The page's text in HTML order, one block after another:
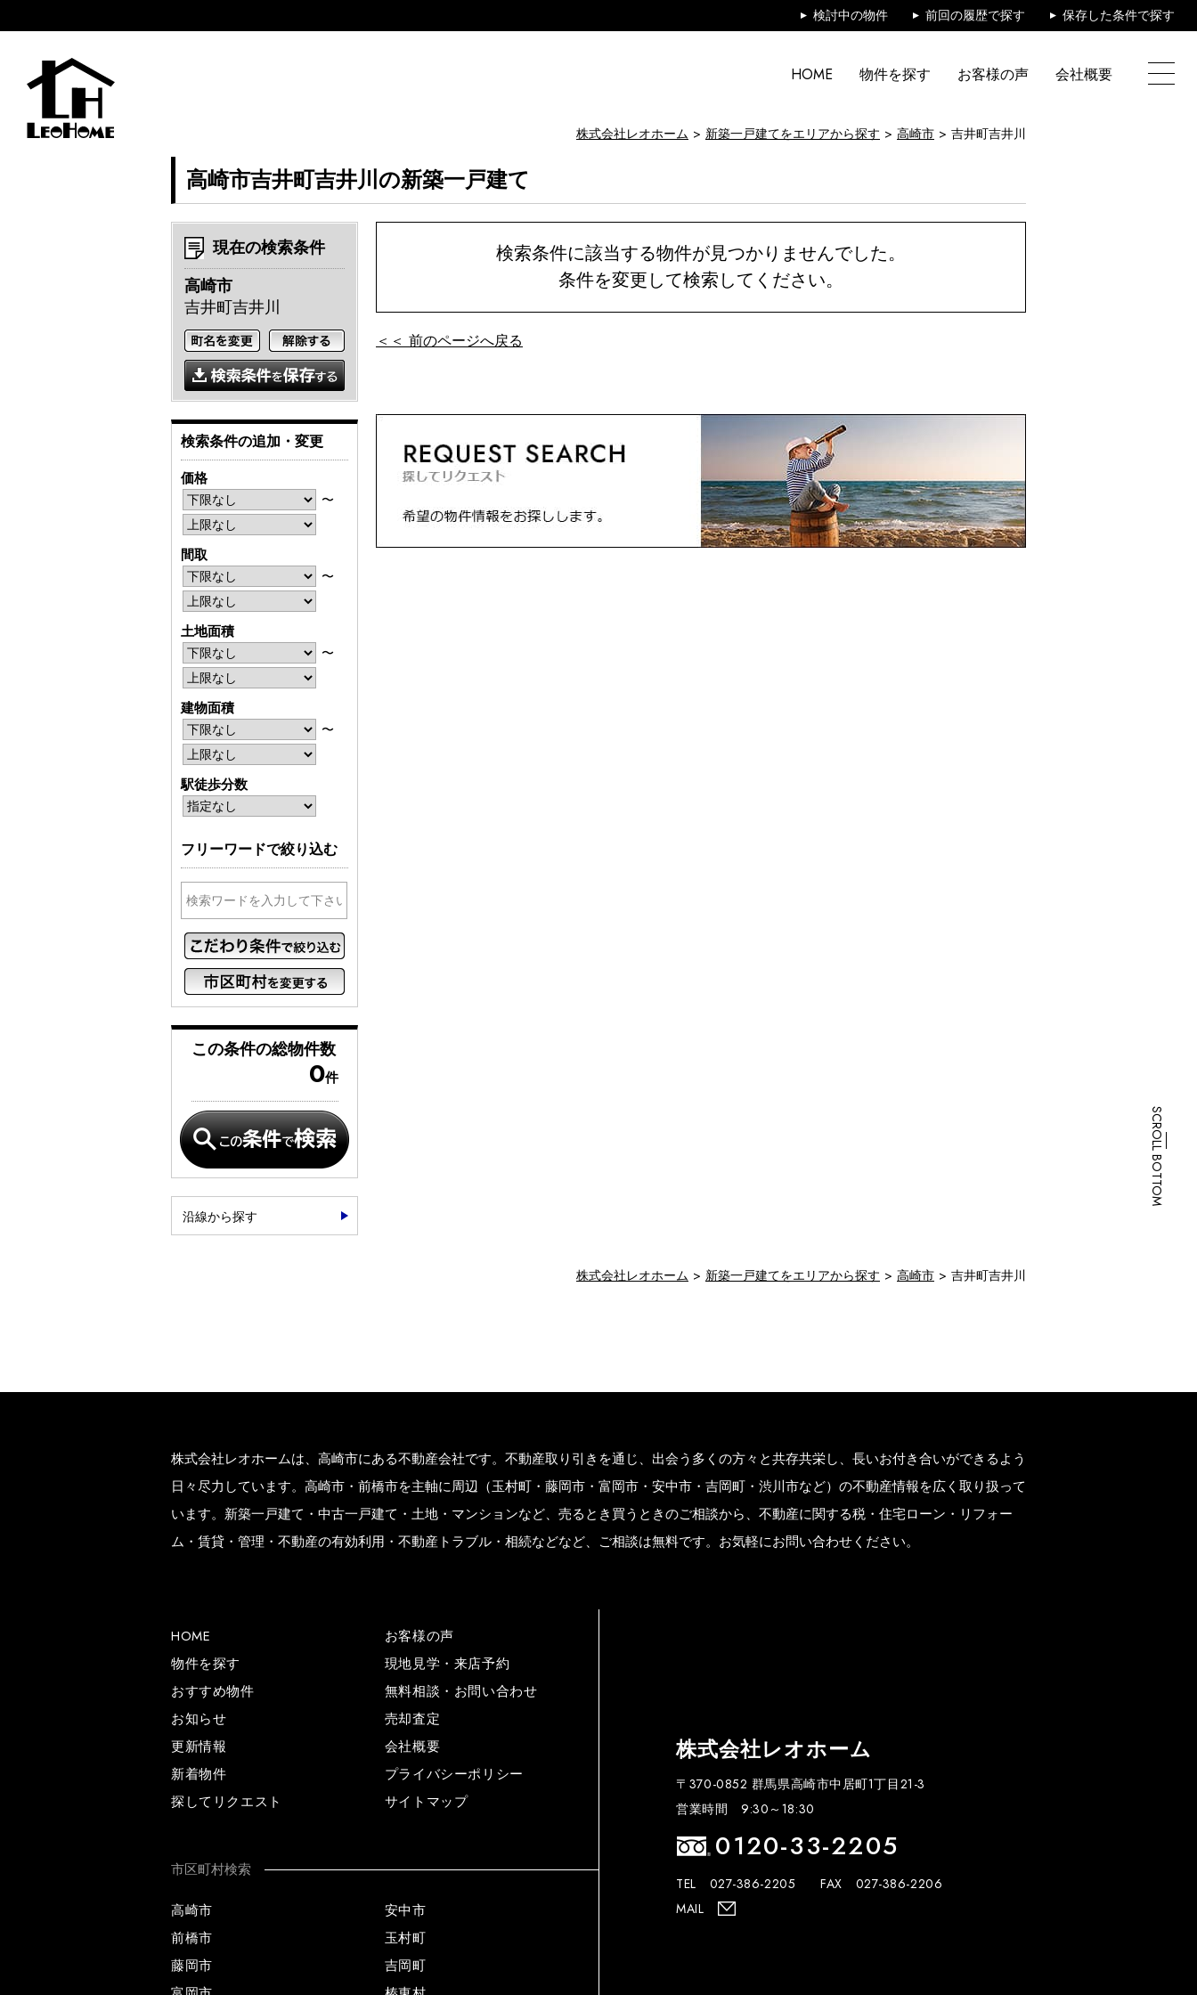
検討中の物件 前回の履歴で探す 保存した条件で探す
HOME 物件を探す お客様の声 会社概要
株式会社レオホーム 新築一戸建てをエリアから探す 高崎市 吉井町吉井川
高崎市吉井町吉井川の新築一戸建て
検索条件に該当する物件が見つかりませんでした。
条件を変更して検索してください。
＜＜ 前のページへ戻る
現在の検索条件
高崎市
吉井町吉井川
検索条件の追加・変更
価格
〜
間取
〜
土地面積
〜
建物面積
〜
駅徒歩分数
フリーワードで絞り込む
この条件の総物件数
0件
沿線から探す
株式会社レオホーム 新築一戸建てをエリアから探す 高崎市 吉井町吉井川
株式会社レオホームは、高崎市にある不動産会社です。不動産取り引きを通じ、出会う多くの方々と共存共栄し、長いお付き合いができるよう
日々尽力しています。高崎市・前橋市を主軸に周辺（玉村町・藤岡市・富岡市・安中市・吉岡町・渋川市など）の不動産情報を広く取り扱って
います。新築一戸建て・中古一戸建て・土地・マンションなど、売るとき買うときのご相談から、不動産に関する税・住宅ローン・リフォー
ム・賃貸・管理・不動産の有効利用・不動産トラブル・相続などなど、ご相談は無料です。お気軽にお問い合わせください。
HOME
物件を探す
おすすめ物件
お知らせ
更新情報
新着物件
探してリクエスト
お客様の声
現地見学・来店予約
無料相談・お問い合わせ
売却査定
会社概要
プライバシーポリシー
サイトマップ
市区町村検索
高崎市
前橋市
藤岡市
安中市
玉村町
吉岡町
株式会社レオホーム
〒370-0852 群馬県高崎市中居町1丁目21-3
営業時間 9:30～18:30
0120-33-2205
TEL 027-386-2205
FAX 027-386-2206
MAIL
SCROLL BOTTOM